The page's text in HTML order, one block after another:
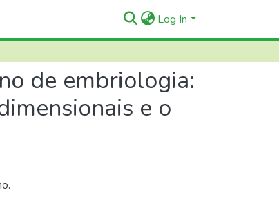
Log In
de embriologia:
e o